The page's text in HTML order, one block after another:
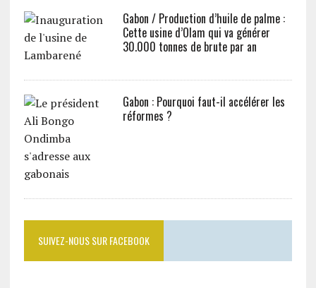
Gabon / Production d’huile de palme :
Cette usine d’Olam qui va générer
30.000 tonnes de brute par an
Gabon : Pourquoi faut-il accélérer les
réformes ?
SUIVEZ-NOUS SUR FACEBOOK